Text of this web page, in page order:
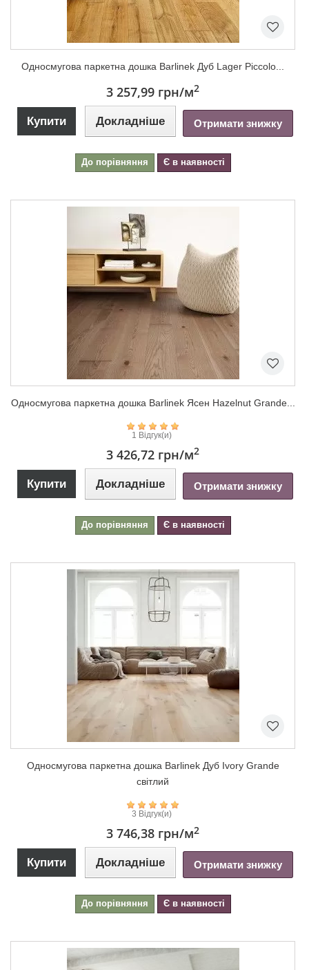
Односмугова паркетна дошка Barlinek Дуб Lager Piccolo...
3 257,99 грн/м2
Купити Докладніше Отримати знижку
До порівняння Є в наявності
Односмугова паркетна дошка Barlinek Ясен Hazelnut Grande...
1 Відгук(и)
3 426,72 грн/м2
Купити Докладніше Отримати знижку
До порівняння Є в наявності
Односмугова паркетна дошка Barlinek Дуб Ivory Grande
світлий
3 Відгук(и)
3 746,38 грн/м2
Купити Докладніше Отримати знижку
До порівняння Є в наявності